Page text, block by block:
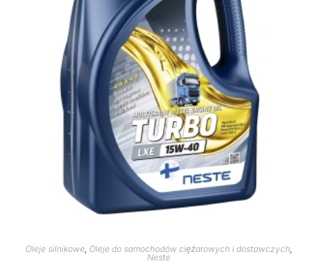
Oleje silnikowe Oleje do samochodów ciężarowych i dostawczych,
Neste